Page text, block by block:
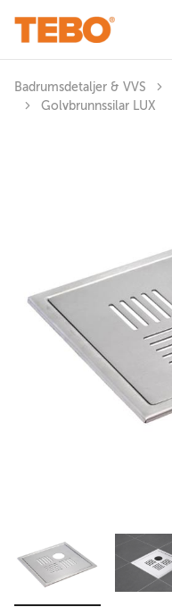
Badrumsdetaljer & VVS
Golvbrunnssilar LUX